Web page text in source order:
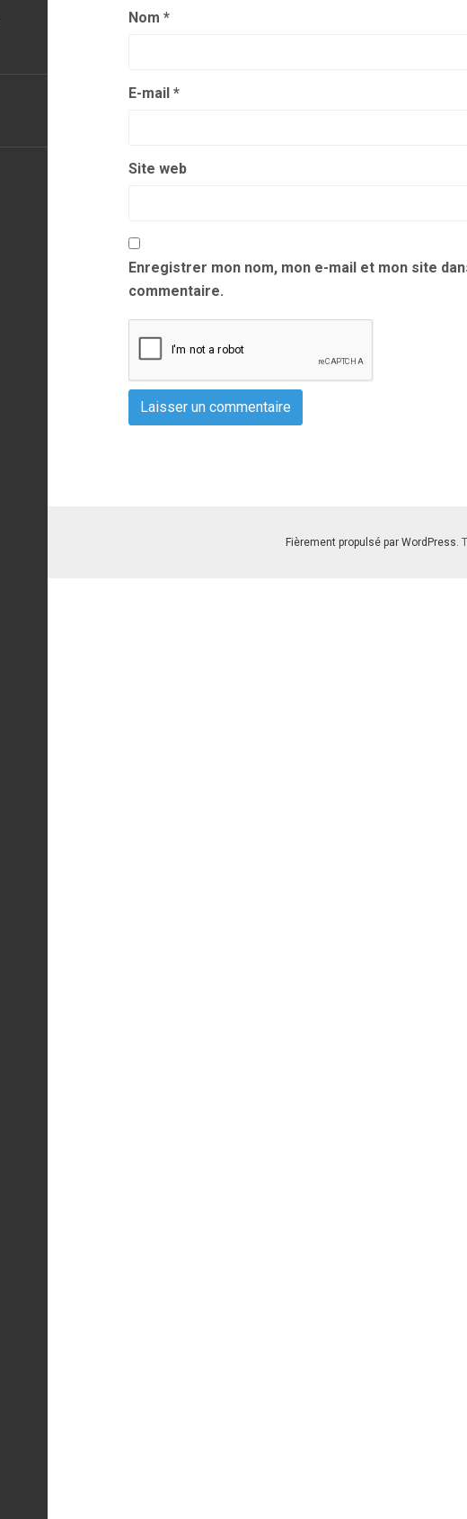
Nom *
E-mail *
Site web
Enregistrer mon nom, mon e-mail et mon site
commentaire.
Fièrement propulsé par WordPress.